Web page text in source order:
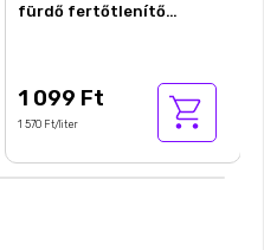
fürdő fertőtlenítő
1 099 Ft
1 570 Ft/liter